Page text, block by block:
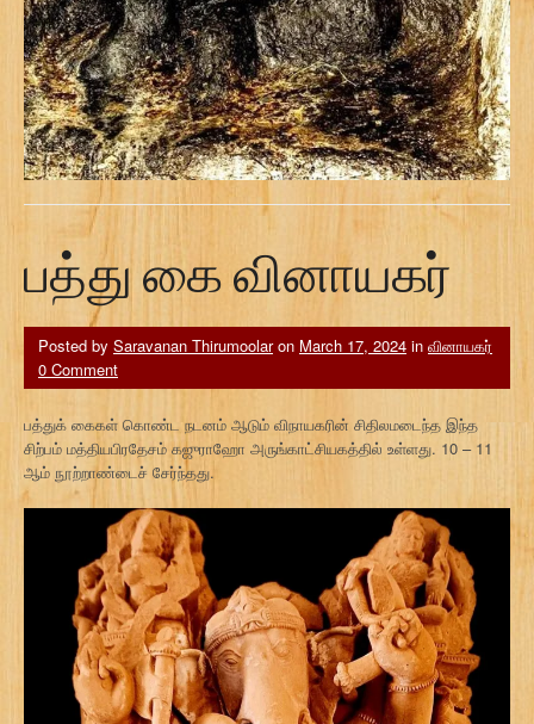
பத்து கை வினாயகர்
Posted by Saravanan Thirumoolaron March 17, 2024 in வினாயகர்
0 Comment
பத்துக் கைகள் கொண்ட நடனம் ஆடும் விநாயகரின் சிதிலமடைந்த இந்த
சிற்பம் மத்தியபிரதேசம் கஜுராஹோ அருங்காட்சியகத்தில் உள்ளது. 10 – 11
ஆம் நூற்றாண்டைச் சேர்ந்தது.